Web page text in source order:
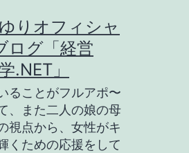
りオフィシャ
ログ「経営
.NET」
ることがフルアポ〜
、また二人の娘の母
視点から、女性がキ
くための応援をして